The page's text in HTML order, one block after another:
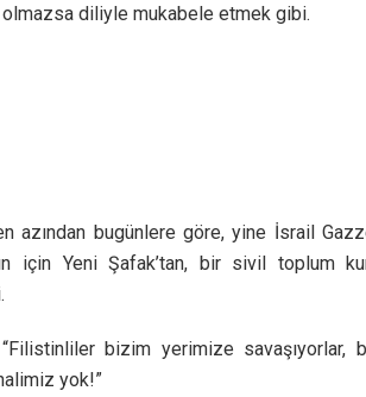
diliyle mukabele etmek gibi.
azından bugünlere göre, yine İsrail
için Yeni Şafak’tan, bir sivil toplum
bizim yerimize savaşıyorlar,
yok!”